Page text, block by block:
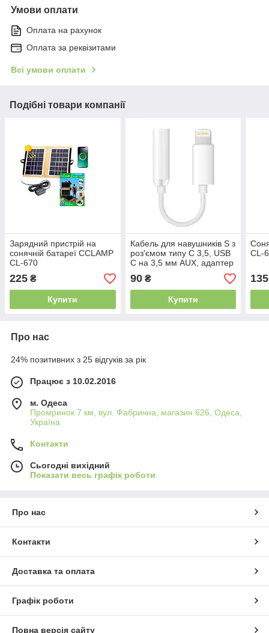
Умови оплати
Оплата на рахунок
Оплата за реквізитами
Всі умови оплати
Подібні товари компанії
Зарядний пристрій на
сонячній батареї CCLAMP
CL-670
225 ₴
Купити
Кабель для навушників S з
роз'ємом типу C 3,5, USB
C на 3,5 мм AUX, адаптер
для навушників Jack J-002
(Білий)
90₴
Купити
CL-
135
Про нас
24% позитивних з 25 відгуків за рік
Працює з 10.02.2016
м. Одеса
Промринок 7 км, вул. Фабрична, магазин 626, Одеса,
Україна
Контакти
Сьогодні вихідний
Показати весь графік роботи
Про нас
Контакти
Доставка та оплата
Графік роботи
Повна версія сайту